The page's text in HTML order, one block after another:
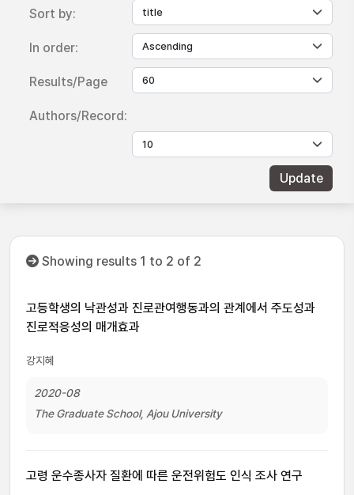
Sort by:
In order:
Results/Page
Authors/Record:
Showing results 1 to 2 of 2
고등학생의 낙관성과 진로관여행동과의 관계에서 주도성과
진로적응성의 매개효과
강지혜
2020-08
The Graduate School, Ajou University
고령 운수종사자 질환에 따른 운전위험도 인식 조사 연구